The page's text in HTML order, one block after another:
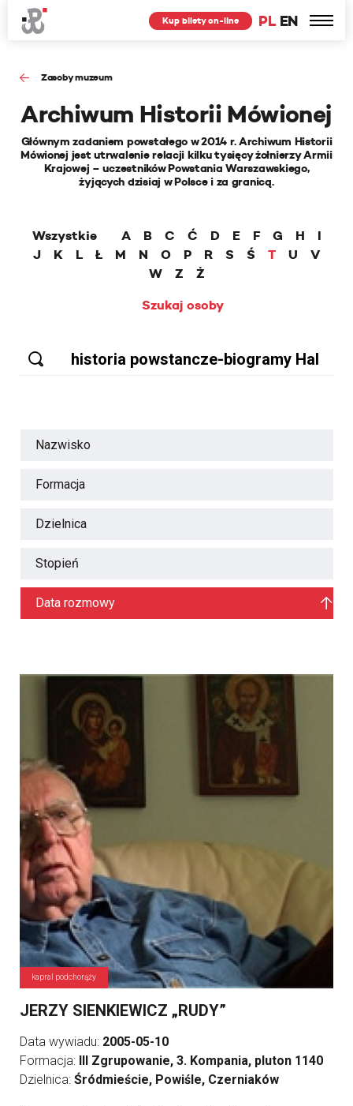
PL EN
Kup bilety on-line
Zasoby muzeum
Archiwum Historii Mówionej
Głównym zadaniem powstałego w 2014 r. Archiwum Historii
Mówionej jest utrwalenie relacji kilku tysięcy żołnierzy Armii
Krajowej – uczestników Powstania Warszawskiego,
żyjących dzisiaj w Polsce i za granicą.
Wszystkie A B C Ć D E F G H
I
J
K L Ł M N O P R S Ś T U
V
W
Z
Ż
Szukaj osoby
Nazwisko
Formacja
Dzielnica
Stopień
Data rozmowy
kapral podchorąży
JERZY SIENKIEWICZ „RUDY”
Data wywiadu: 2005-05-10
Formacja: III Zgrupowanie, 3. Kompania, pluton 1140
Dzielnica: Śródmieście, Powiśle, Czerniaków